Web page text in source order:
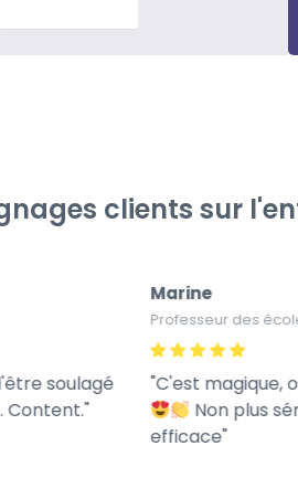
clients sur
soulagé
Content.
Marine
Professeur des
C'est magique,
Non plus
efficace